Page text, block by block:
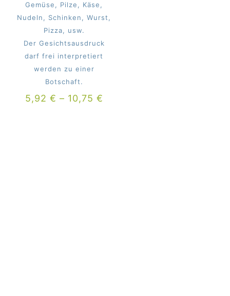
Gemüse, Pilze, Käse,
Nudeln, Schinken, Wurst,
Pizza, usw.
Der Gesichtsausdruck
darf frei interpretiert
werden zu einer
Botschaft.
5,92 € – 10,75 €